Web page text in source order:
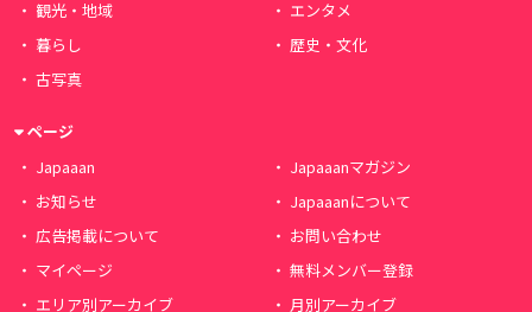
観光・地域
エンタメ
暮らし
歴史・文化
古写真
ページ
Japaaan
Japaaanマガジン
お知らせ
Japaaanについて
広告掲載について
お問い合わせ
マイページ
無料メンバー登録
エリア別アーカイブ
月別アーカイブ